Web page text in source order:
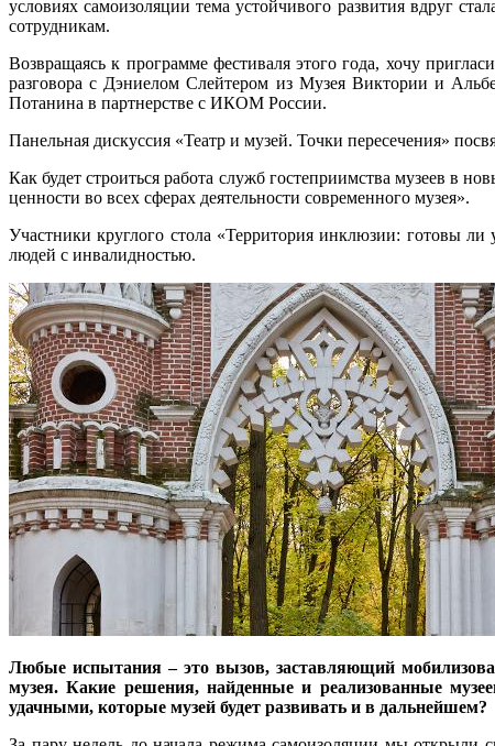
условиях самоизоляции тема устойчивого развития вдруг
сотрудникам.
Возвращаясь к программе фестиваля этого года, хочу
разговора с Дэниелом Слейтером из Музея Виктории и
Потанина в партнерстве с ИКОМ России.
Панельная дискуссия «Театр и музей. Точки пересечения»
Как будет строиться работа служб гостеприимства музеев в
ценности во всех сферах деятельности современного музея».
Участники круглого стола «Территория инклюзии: готовы ли
людей с инвалидностью.
Любые испытания – это вызов, заставляющий
музея. Какие решения, найденные и реализованные
удачными, которые музей будет развивать и в дальнейшем?